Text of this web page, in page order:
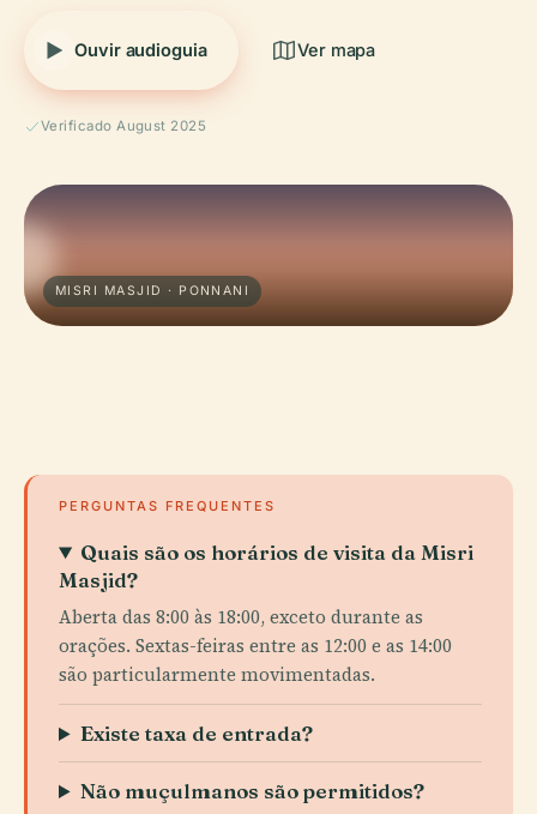
Ouvir audioguia Ver mapa
Verificado August 2025
MISRI MASJID · PONNANI
PERGUNTAS FREQUENTES
Quais são os horários de visita da Misri
Masjid?
Aberta das 8:00 às 18:00, exceto durante as
orações. Sextas-feiras entre as 12:00 e as 14:00
são particularmente movimentadas.
Existe taxa de entrada?
Não muçulmanos são permitidos?